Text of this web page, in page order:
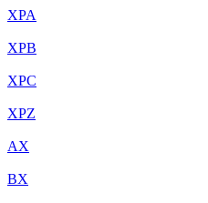
XPA
XPB
XPC
XPZ
AX
BX